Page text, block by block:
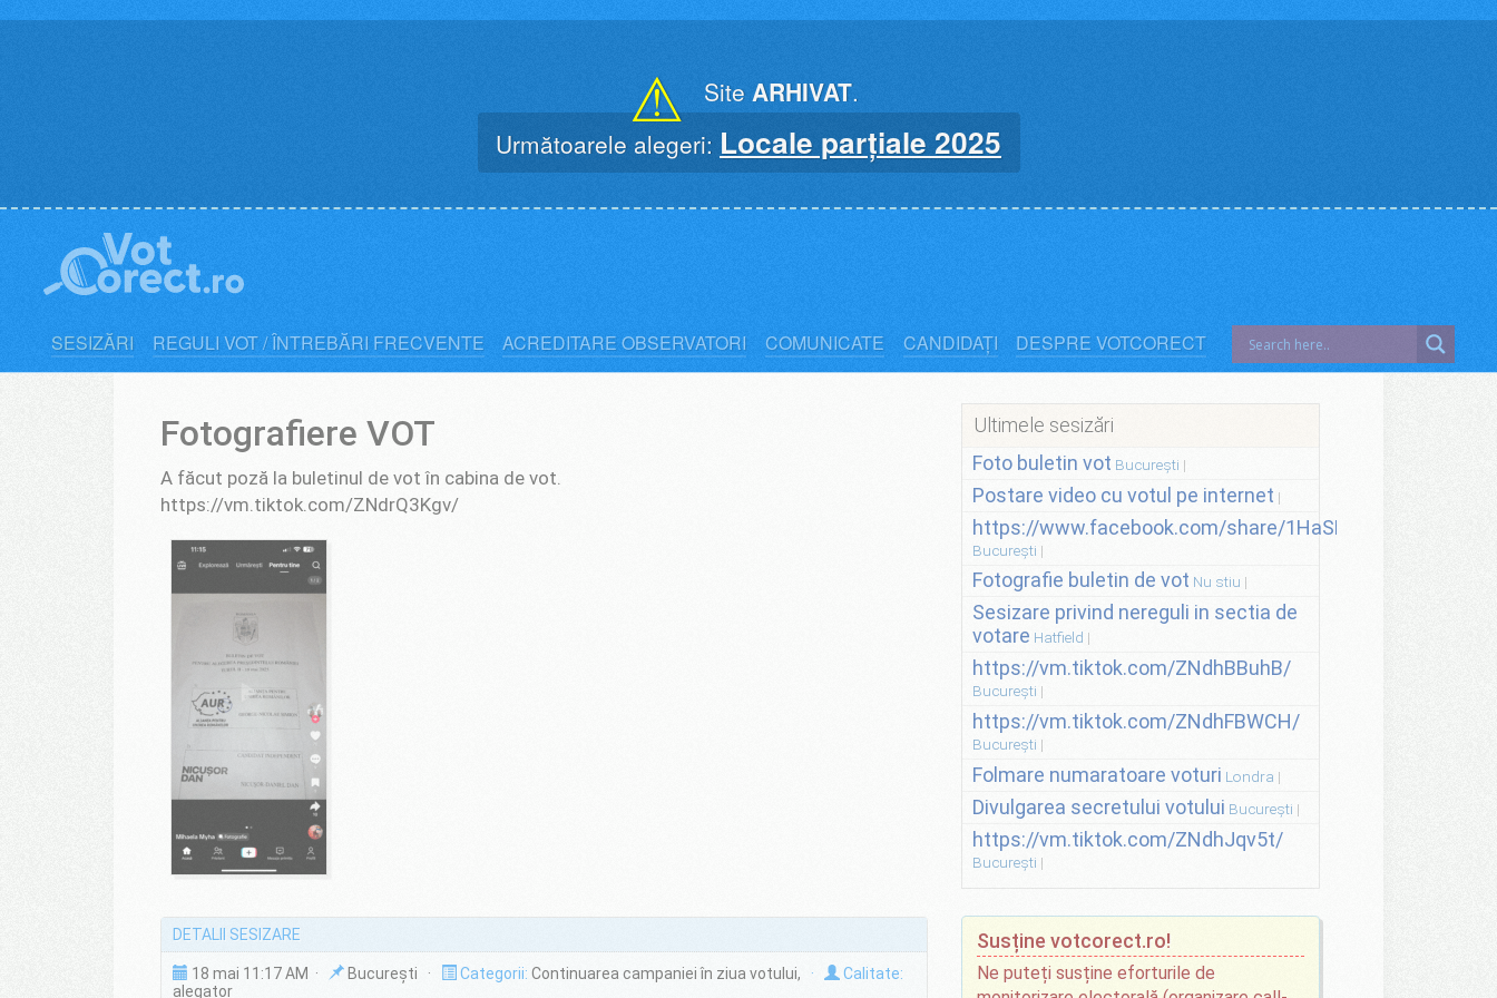
⚠ Site ARHIVAT.
Următoarele alegeri: Locale parțiale 2025
SESIZĂRI REGULI VOT / ÎNTREBĂRI FRECVENTE ACREDITARE OBSERVATORI COMUNICATE CANDIDAȚI DESPRE VOTCORECT
Fotografiere VOT
A făcut poză la buletinul de vot în cabina de vot.
https://vm.tiktok.com/ZNdrQ3Kgv/
DETALII SESIZARE
18 mai 11:17 AM · București · Categorii: Continuarea campaniei în ziua votului, ·
Calitate:
alegator
Ultimele sesizări
Foto buletin vot București
Postare video cu votul pe internet
https://www.facebook.com/share/1HaSNsHSvo/
București
Fotografie buletin de vot Nu stiu
Sesizare privind nereguli in sectia de
votare Hatfield
https://vm.tiktok.com/ZNdhBBuhB/
București
https://vm.tiktok.com/ZNdhFBWCH/
București
Folmare numaratoare voturi Londra
Divulgarea secretului votului București
https://vm.tiktok.com/ZNdhJqv5t/
București
Susține votcorect.ro!
Ne puteți susține eforturile de